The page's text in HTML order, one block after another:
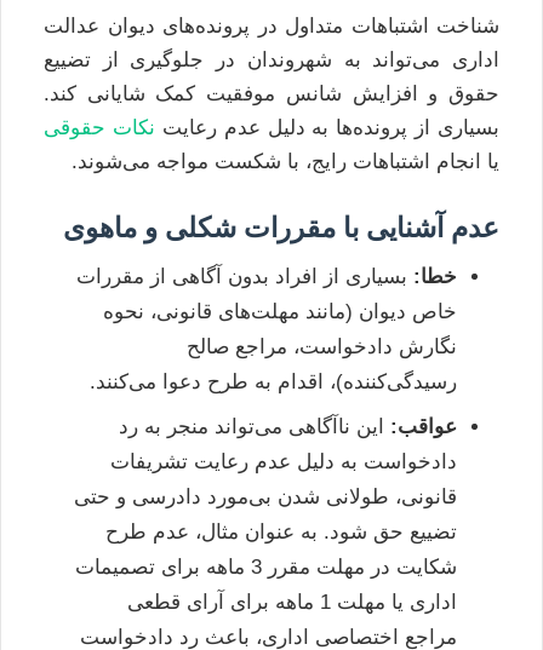
شناخت اشتباهات متداول در پرونده‌های دیوان عدالت
اداری می‌تواند به شهروندان در جلوگیری از تضییع
حقوق و افزایش شانس موفقیت کمک شایانی کند.
بسیاری از پرونده‌ها به دلیل عدم رعایت نکات حقوقی
یا انجام اشتباهات رایج، با شکست مواجه می‌شوند.
عدم آشنایی با مقررات شکلی و ماهوی
خطا: بسیاری از افراد بدون آگاهی از مقررات
خاص دیوان (مانند مهلت‌های قانونی، نحوه
نگارش دادخواست، مراجع صالح
رسیدگی‌کننده)، اقدام به طرح دعوا می‌کنند.
عواقب: این ناآگاهی می‌تواند منجر به رد
دادخواست به دلیل عدم رعایت تشریفات
قانونی، طولانی شدن بی‌مورد دادرسی و حتی
تضییع حق شود. به عنوان مثال، عدم طرح
شکایت در مهلت مقرر 3 ماهه برای تصمیمات
اداری یا مهلت 1 ماهه برای آرای قطعی
مراجع اختصاصی اداری، باعث رد دادخواست